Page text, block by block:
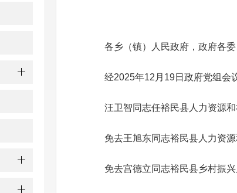
各乡 （镇） 人民政府，政府各
经2025年12 月 19日政府党组会
汪卫智同志任裕民县人力资源
免去王旭东同志裕民县人力资
免去宫德立同志裕民县乡村振